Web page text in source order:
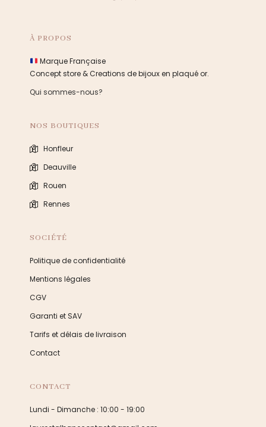
À PROPOS
Marque Française
Concept store & Creations de bijoux en plaqué or.
Qui sommes-nous?
NOS BOUTIQUES
Honfleur
Deauville
Rouen
Rennes
SOCIÉTÉ
Politique de confidentialité
Mentions légales
CGV
Garanti et SAV
Tarifs et délais de livraison
Contact
CONTACT
Lundi - Dimanche : 10:00 - 19:00